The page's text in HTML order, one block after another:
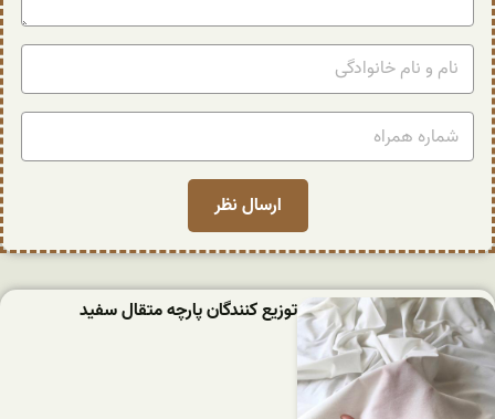
توزیع کنندگان پارچه متقال سفید